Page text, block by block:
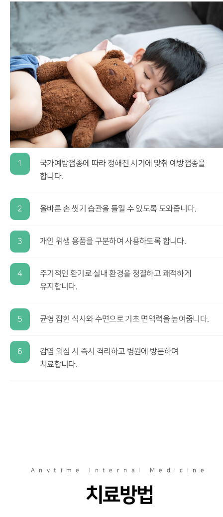
1
국가예방접종에 따라 정해진 시기에 맞춰 예방접종을
합니다.
2 올바른 손 씻기 습관을 들일 수 있도록 도와줍니다.
3 개인 위생 용품을 구분하여 사용하도록 합니다.
4
주기적인 환기로 실내 환경을 청결하고 쾌적하게
유지합니다.
5 균형 잡힌 식사와 수면으로 기초 면역력을 높여줍니다.
6
감염 의심 시 즉시 격리하고 병원에 방문하여
치료합니다.
Anytime Internal Medicine
치료방법